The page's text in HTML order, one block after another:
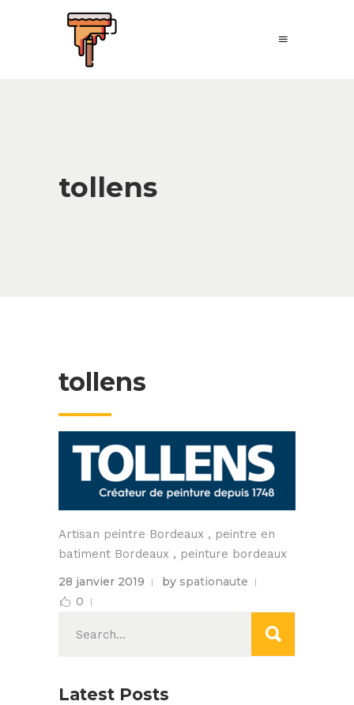
tollens
tollens
Artisan peintre Bordeaux , peintre en
batiment Bordeaux , peinture bordeaux
28 janvier 2019
by spationaute
0
for:
Latest Posts